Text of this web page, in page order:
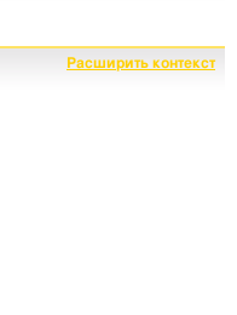
Расширить контекст